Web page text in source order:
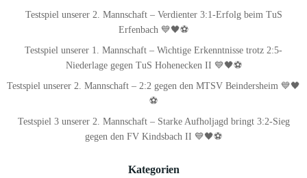
Testspiel unserer 2. Mannschaft – Verdienter 3:1-Erfolg beim TuS
Erfenbach 💙🖤⚽
Testspiel unserer 1. Mannschaft – Wichtige Erkenntnisse trotz 2:5-
Niederlage gegen TuS Hohenecken II 💙🖤⚽
Testspiel unserer 2. Mannschaft – 2:2 gegen den MTSV Beindersheim 💙🖤
⚽
Testspiel 3 unserer 2. Mannschaft – Starke Aufholjagd bringt 3:2-Sieg
gegen den FV Kindsbach II 💙🖤⚽
Kategorien